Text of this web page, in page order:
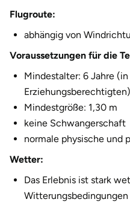
Flugroute:
abhängig von
Voraussetzungen für die
Mindestalter: 6 Jahre
Erziehungsberechtigten)
Mindestgröße: 1,30 m
keine Schwangerschaft
normale physische und
Wetter:
Das Erlebnis ist stark
Hamburg
Hanau
Hannover
Haßfurt
Heidelberg
Heidenheim
Heilbronn